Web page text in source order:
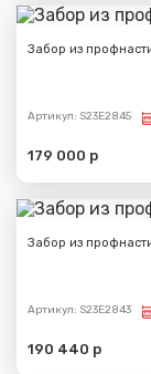
Забор из
Артикул: S23E2845
179 000 р
Забор из
Артикул: S23E2843
190 440 р